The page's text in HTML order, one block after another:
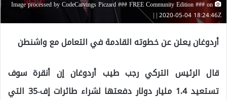
Image processed by CodeCarvings Piczard ### FREE Community Edition ### on
2020-05-04 18:24:46Z | |
أردوغان يعلن عن خطوته القادمة في التعامل مع واشنطن
قال الرئيس التركي رجب طيب أردوغان إن أنقرة سوف
تستعيد 1.4 مليار دولار دفعتها لشراء طائرات إف-35 التي